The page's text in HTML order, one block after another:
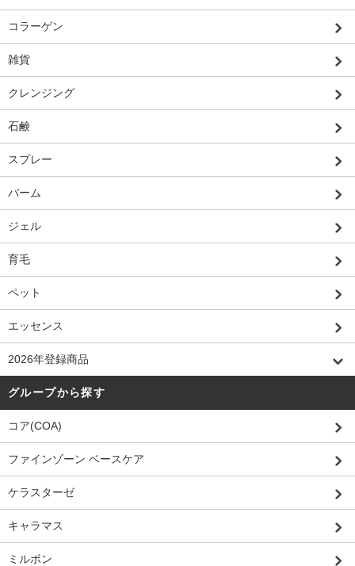
コラーゲン
雑貨
クレンジング
石鹸
スプレー
バーム
ジェル
育毛
ペット
エッセンス
2026年登録商品
グループから探す
コア(COA)
ファインゾーン ベースケア
ケラスターゼ
キャラマス
ミルボン